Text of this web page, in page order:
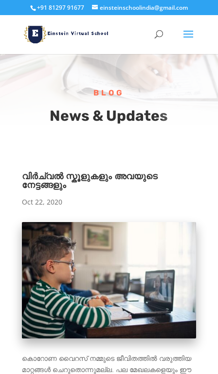
+91 81297 91677 einsteinschoolindia@gmail.com
BLOG
News & Updates
വിർച്വൽ സ്കൂളുകളും അവയുടെ
നേട്ടങ്ങളും
Oct 22, 2020
കൊറോണ വൈറസ് നമ്മുടെ ജീവിതത്തിൽ വരുത്തിയ
മാറ്റങ്ങൾ ചെറുതൊന്നുമല്ല. പല മേഖലകളെയും ഈ